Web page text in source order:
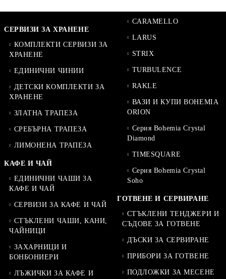
СЕРВИЗИ ЗА ХРАНЕНЕ
КОМПЛЕКТИ СЕРВИЗИ ЗА
ХРАНЕНЕ
ЕДИНИЧНИ ЧИНИИ
ДЕТСКИ КОМПЛЕКТИ ЗА
ХРАНЕНЕ
ЗЛАТНА ТРАПЕЗА
СРЕБЪРНА ТРАПЕЗА
ЛИМОНЕНА ТРАПЕЗА
КАФЕ И ЧАЙ
ЕДИНИЧНИ ЧАШИ ЗА
КАФЕ И ЧАЙ
СЕРВИЗИ ЗА КАФЕ И ЧАЙ
СТЪКЛЕНИ ЧАШИ, КАНИ,
ЧАЙНИЦИ
ЗАХАРНИЦИ И
БОНБОНИЕРИ
ЛЪЖИЧКИ ЗА КАФЕ И
CARAMELLO
LARUS
STRIX
TURBULENCE
RAKLE
ВАЗИ И КУПИ BOHEMIA
ORION
Серия Bohemia Crystal
Diamond
TIMESQUARE
Серия Bohemia Crystal
Soho
ГОТВЕНЕ И СЕРВИРАНЕ
СТЪКЛЕНИ ТЕНДЖЕРИ И
СЪДОВЕ ЗА ГОТВЕНЕ
ДЪСКИ ЗА СЕРВИРАНЕ
ПРИБОРИ ЗА ГОТВЕНЕ
ПОДЛОЖКИ ЗА МЕСЕНЕ